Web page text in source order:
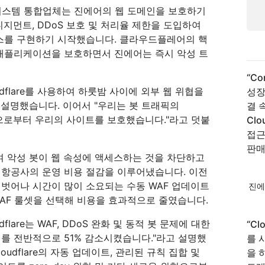
템 통합업체는 진에어의 웹 도메인을 보호하기
먼트, DDoS 보호 및 처리율 제한을 도입하여
구현하기 시작했습니다. 클라우드플레어의 핵
리케이션을 보호하면서 진에어는 즉시 악성 트
를 사용하여 하룻밤 사이에 외부 웹 위협을
명했습니다. 이어서 "우리는 봇 트래픽의
부터 우리의 사이트를 보호했습니다."라고 덧붙
성 봇이 웹 속성에 액세스하는 것을 차단하고
공사의 운영 비용 절감을 이루어냈습니다. 이전
어나 시간이 많이 소요되는 수동 WAF 업데이트
룰셋을 선택해 비용을 효과적으로 줄였습니다.
는 WAF, DDoS 완화 및 동적 봇 문제에 대한
전반적으로 51% 감소시켰습니다."라고 설명했
의 자동 업데이트, 관리된 규칙 집합 및
“
성
결
접
판
진
“
를
을